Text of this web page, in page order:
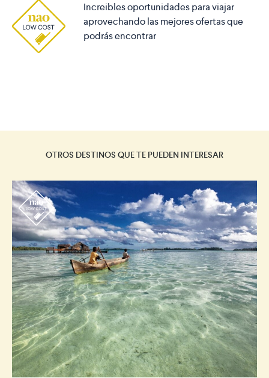
Increibles oportunidades para viajar
aprovechando las mejores ofertas que
podrás encontrar
OTROS DESTINOS QUE TE PUEDEN INTERESAR
r